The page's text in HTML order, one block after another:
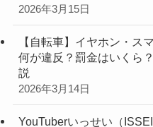
2026年3月15日
【自転車】イヤホン・ス
何が違反？罰金はいくら
説
2026年3月14日
YouTuberいっせい（